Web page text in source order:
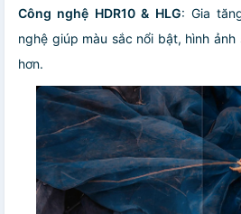
Công nghệ HDR10 & HLG: Gia
nghệ giúp màu sắc nổi bật, hình
hơn.